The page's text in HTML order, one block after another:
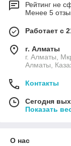
Рейтинг не
Менее 5
Работает с
г. Алматы
г. Алматы,
Алматы,
Контакты
Сегодня
Показать
О нас